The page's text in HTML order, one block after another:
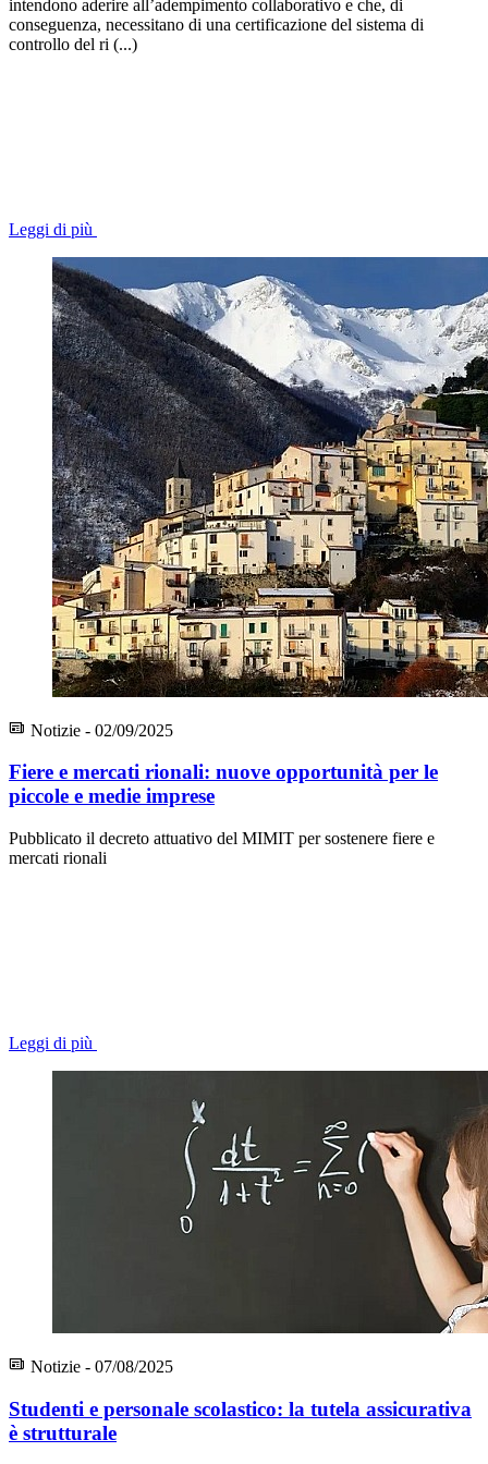
intendono aderire all’adempimento collaborativo e che, di
conseguenza, necessitano di una certificazione del sistema di
controllo del ri (...)
Leggi di più
Notizie - 02/09/2025
Fiere e mercati rionali: nuove opportunità per le
piccole e medie imprese
Pubblicato il decreto attuativo del MIMIT per sostenere fiere e
mercati rionali
Leggi di più
Notizie - 07/08/2025
Studenti e personale scolastico: la tutela assicurativa
è strutturale